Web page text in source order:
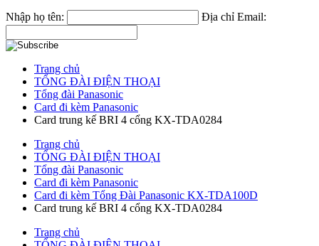
Nhập họ tên: Địa chỉ Email:
Trang chủ
TỔNG ĐÀI ĐIỆN THOẠI
Tổng đài Panasonic
Card đi kèm Panasonic
Card trung kế BRI 4 cổng KX-TDA0284
Trang chủ
TỔNG ĐÀI ĐIỆN THOẠI
Tổng đài Panasonic
Card đi kèm Panasonic
Card đi kèm Tổng Đài Panasonic KX-TDA100D
Card trung kế BRI 4 cổng KX-TDA0284
Trang chủ